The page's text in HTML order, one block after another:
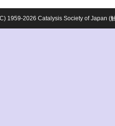
1959-2026 Catalysis Society of Japan (